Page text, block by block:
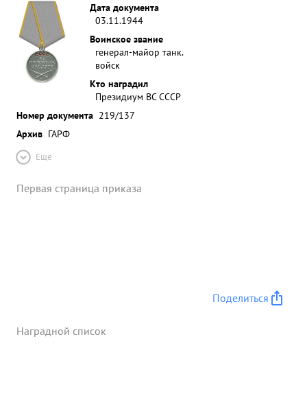
Дата документа
03.11.1944
Воинское звание
генерал-майор танк.
войск
Кто наградил
Президиум ВС СССР
Номер документа 219/137
Архив ГАРФ
Ещё
Первая страница приказа
Поделиться
Наградной список